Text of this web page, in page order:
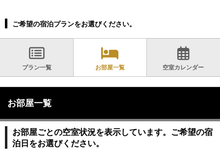
ご希望の宿泊プランをお選びください。
プラン一覧 お部屋一覧 空室カレンダー
お部屋一覧
お部屋ごとの空室状況を表示しています。ご希望の宿
泊日をお選びください。